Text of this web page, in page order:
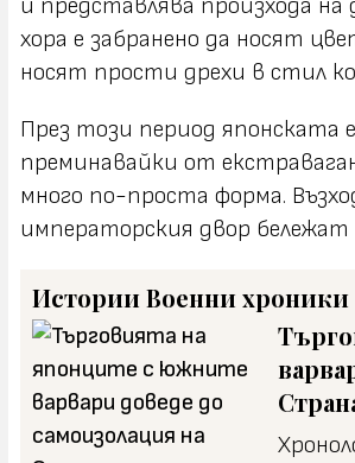
и представлява произхода
хора е забранено да носят
носят прости дрехи в стил
През този период японската
преминавайки от
много по-проста форма.
императорския двор бележат
ИсторииВоенни хроники